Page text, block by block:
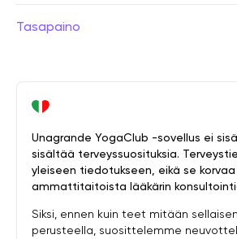
Tasapaino
Unagrande YogaClub -sovellus ei
sisältää terveyssuosituksia.
yleiseen tiedotukseen, eikä se korvaa
ammattitaitoista lääkärin
Siksi, ennen kuin teet mitään
perusteella, suosittelemme